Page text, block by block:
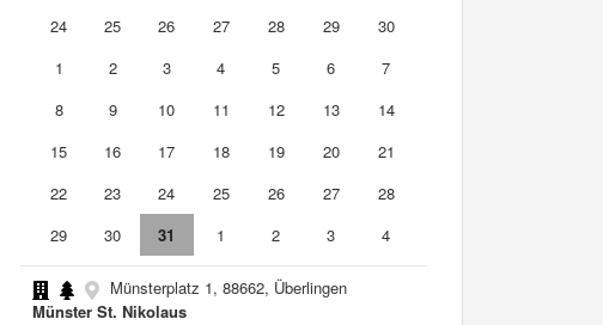
24
25 26 27 28 29
30
1
2 3 4 5 6
7
8
9 10 11 12 13
14
15
16 17 18 19 20
21
22
23 24 25 26 27
28
29
30 31 1 2 3 4
Münsterplatz 1, 88662, Überlingen
Münster St. Nikolaus